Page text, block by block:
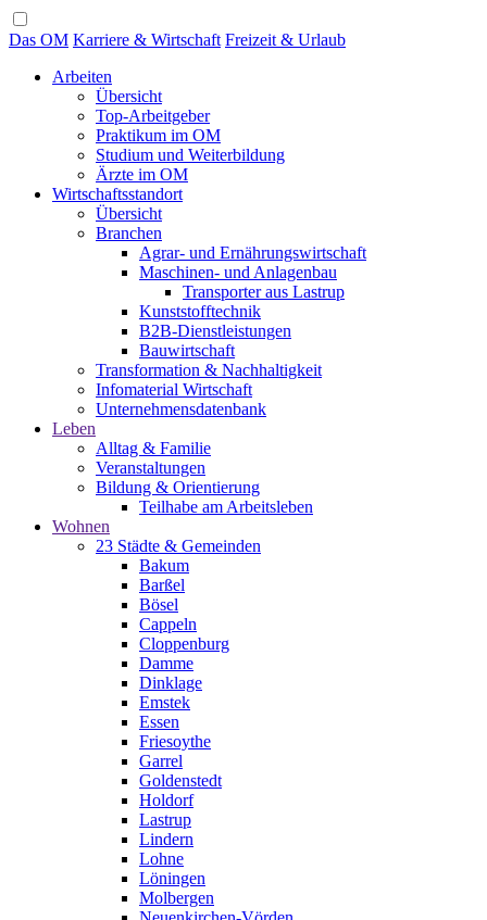
Das OM Karriere & Wirtschaft Freizeit & Urlaub
Arbeiten
Übersicht
Top-Arbeitgeber
Praktikum im OM
Studium und Weiterbildung
Ärzte im OM
Wirtschaftsstandort
Übersicht
Branchen
Agrar- und Ernährungswirtschaft
Maschinen- und Anlagenbau
Transporter aus Lastrup
Kunststofftechnik
B2B-Dienstleistungen
Bauwirtschaft
Transformation & Nachhaltigkeit
Infomaterial Wirtschaft
Unternehmensdatenbank
Leben
Alltag & Familie
Veranstaltungen
Bildung & Orientierung
Teilhabe am Arbeitsleben
Wohnen
23 Städte & Gemeinden
Bakum
Barßel
Bösel
Cappeln
Cloppenburg
Damme
Dinklage
Emstek
Essen
Friesoythe
Garrel
Goldenstedt
Holdorf
Lastrup
Lindern
Lohne
Löningen
Molbergen